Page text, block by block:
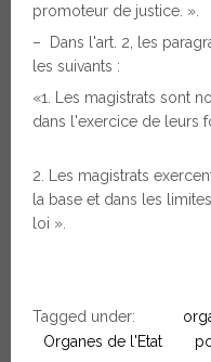
promoteur de justice. ».
– Dans l'art. 2, les
les suivants :
«1. Les magistrats sont
dans l'exercice de leurs
Les magistrats
la base et dans les
loi ».
Tagged under:
Organes de l'Etat